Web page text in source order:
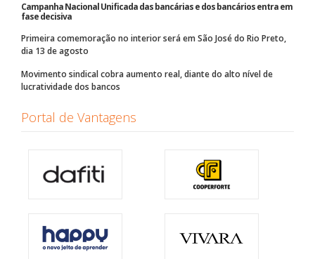
Campanha Nacional Unificada das bancárias e dos bancários entra em
fase decisiva
Primeira comemoração no interior será em São José do Rio Preto,
dia 13 de agosto
Movimento sindical cobra aumento real, diante do alto nível de
lucratividade dos bancos
Portal de Vantagens